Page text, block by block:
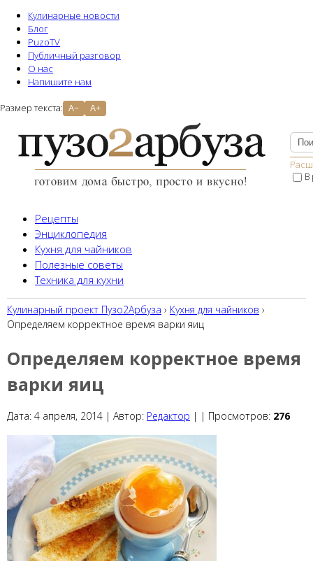
Кулинарные новости
Блог
PuzoTV
Публичный разговор
О нас
Напишите нам
Размер текста: A− A+
В
Рецепты
Энциклопедия
Кухня для чайников
Полезные советы
Техника для кухни
Кулинарный проект Пузо2Aрбуза › Кухня для чайников ›
Определяем корректное время варки яиц
Определяем корректное время
варки яиц
Дата: 4 апреля, 2014 | Автор: Редактор | | Просмотров: 276